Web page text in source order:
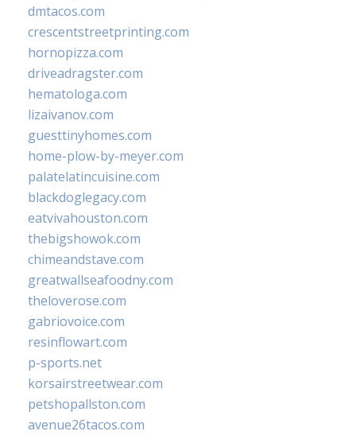
dmtacos.com
crescentstreetprinting.com
hornopizza.com
driveadragster.com
hematologa.com
lizaivanov.com
guesttinyhomes.com
home-plow-by-meyer.com
palatelatincuisine.com
blackdoglegacy.com
eatvivahouston.com
thebigshowok.com
chimeandstave.com
greatwallseafoodny.com
theloverose.com
gabriovoice.com
resinflowart.com
p-sports.net
korsairstreetwear.com
petshopallston.com
avenue26tacos.com